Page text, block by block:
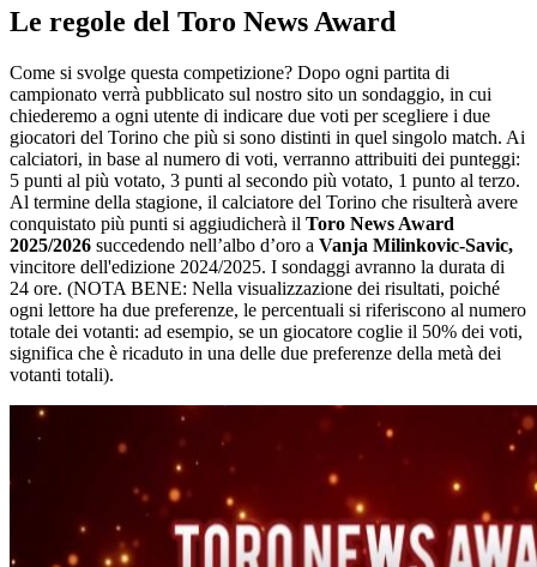
Le regole del Toro News Award
Come si svolge questa competizione? Dopo ogni partita di
campionato verrà pubblicato sul nostro sito un sondaggio, in cui
chiederemo a ogni utente di indicare due voti per scegliere i due
giocatori del Torino che più si sono distinti in quel singolo match. Ai
calciatori, in base al numero di voti, verranno attribuiti dei punteggi:
5 punti al più votato, 3 punti al secondo più votato, 1 punto al terzo.
Al termine della stagione, il calciatore del Torino che risulterà avere
conquistato più punti si aggiudicherà il Toro News Award
2025/2026 succedendo nell’albo d’oro a Vanja Milinkovic-Savic,
vincitore dell'edizione 2024/2025. I sondaggi avranno la durata di
24 ore. (NOTA BENE: Nella visualizzazione dei risultati, poiché
ogni lettore ha due preferenze, le percentuali si riferiscono al numero
totale dei votanti: ad esempio, se un giocatore coglie il 50% dei voti,
significa che è ricaduto in una delle due preferenze della metà dei
votanti totali).